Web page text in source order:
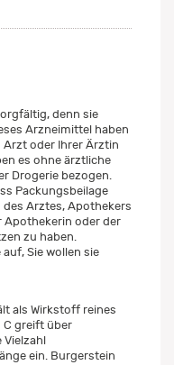
denn sie
Arzneimittel haben
Arzt oder Ihrer Ärztin
es ohne ärztliche
Drogerie bezogen.
Packungsbeilage
Arztes, Apothekers
Apothekerin oder der
zu haben.
Sie wollen sie
als Wirkstoff reines
C greift über
Vielzahl
ein. Burgerstein